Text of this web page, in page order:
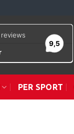
PER SPORT